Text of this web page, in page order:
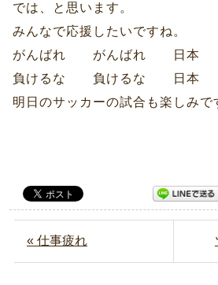
では、と思います。
みんなで応援したいですね。
がんばれ がんばれ 日本
負けるな 負けるな 日本
明日のサッカーの試合も楽しみで
« 仕事疲れ